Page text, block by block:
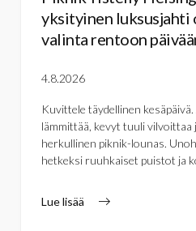
yksityinen luksusjahti
valinta rentoon
4.8.2026
Kuvittele täydellinen
lämmittää, kevyt tuuli vilvoittaa
herkullinen piknik-lounas.
hetkeksi ruuhkaiset puistot ja
Lue lisää